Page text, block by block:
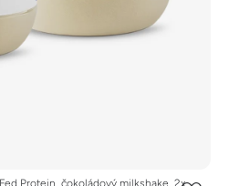
Protein, čokoládový milkshake, 2x